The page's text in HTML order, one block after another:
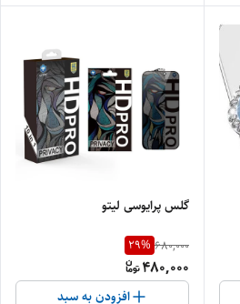
گلس پرایوسی لیتو
680,000
29%
480,000
افزودن به سبد